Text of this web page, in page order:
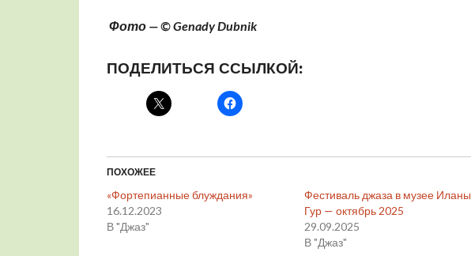
Фото — © Genady Dubnik
ПОДЕЛИТЬСЯ ССЫЛКОЙ:
ПОХОЖЕЕ
«Фортепианные блуждания»
16.12.2023
В "Джаз"
Фестиваль джаза в музее Иланы
Гур — октябрь 2025
29.09.2025
В "Джаз"